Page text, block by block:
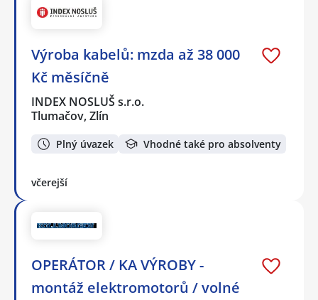
Výroba kabelů: mzda až 38 000
Kč měsíčně
INDEX NOSLUŠ s.r.o.
Tlumačov, Zlín
Plný úvazek Vhodné také pro absolventy
včerejší
OPERÁTOR / KA VÝROBY -
montáž elektromotorů / volné